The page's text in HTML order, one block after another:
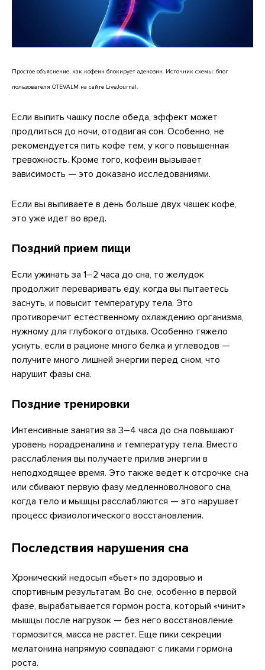
Простое объяснение, как кофеин блокирует аденозин. Источник схемы: блог
пользователя OTEVALM на сайте LiveJournal.
Если выпить чашку после обеда, эффект может
продлиться до ночи, отодвигая сон. Особенно, не
рекомендуется пить кофе тем, у кого повышенная
тревожность. Кроме того, кофеин вызывает
зависимость — это доказано исследованиями.
Если вы выпиваете в день больше двух чашек кофе,
это уже идет во вред.
Поздний прием пищи
Если ужинать за 1–2 часа до сна, то желудок
продолжит переваривать еду, когда вы пытаетесь
заснуть, и повысит температуру тела. Это
противоречит естественному охлаждению организма,
нужному для глубокого отдыха. Особенно тяжело
уснуть, если в рационе много белка и углеводов —
получите много лишней энергии перед сном, что
нарушит фазы сна.
Поздние тренировки
Интенсивные занятия за 3–4 часа до сна повышают
уровень норадреналина и температуру тела. Вместо
расслабления вы получаете прилив энергии в
неподходящее время. Это также ведет к отсрочке сна
или сбивают первую фазу медленноволнового сна,
когда тело и мышцы расслабляются — это нарушает
процесс физиологического восстановления.
Последствия нарушения сна
Хронический недосып «бьет» по здоровью и
спортивным результатам. Во сне, особенно в первой
фазе, вырабатывается гормон роста, который «чинит»
мышцы после нагрузок — без него восстановление
тормозится, масса не растет. Еще пики секреции
мелатонина напрямую совпадают с пиками гормона
роста.